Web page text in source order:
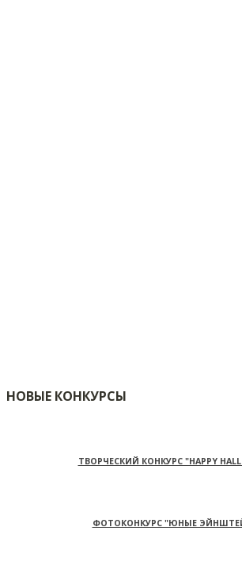
НОВЫЕ КОНКУРСЫ
ТВОРЧЕСКИЙ КОНКУРС "HAPPY
ФОТОКОНКУРС "ЮНЫЕ